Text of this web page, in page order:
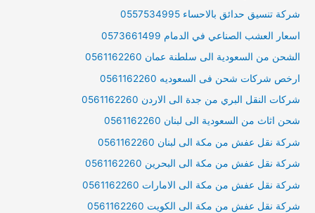
شركة تنسيق حدائق بالاحساء 0557534995
اسعار العشب الصناعي في الدمام 0573661499
الشحن من السعودية الى سلطنة عمان 0561162260
ارخص شركات شحن فى السعوديه 0561162260
شركات النقل البري من جدة الى الاردن 0561162260
شحن اثاث من السعودية الى لبنان 0561162260
شركة نقل عفش من مكة الى لبنان 0561162260
شركة نقل عفش من مكة الى البحرين 0561162260
شركة نقل عفش من مكة الى الامارات 0561162260
شركة نقل عفش من مكة الى الكويت 0561162260